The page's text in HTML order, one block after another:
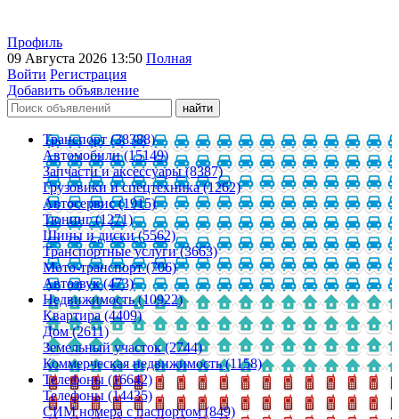
Профиль
09 Августа 2026 13:50 Полная
Войти Регистрация
Добавить объявление
Транспорт (38388)
Автомобили (15149)
Запчасти и аксессуары (8387)
Грузовики и спецтехника (1262)
Автосервис (1915)
Тюнинг (1271)
Шины и диски (5562)
Транспортные услуги (3663)
Мото-транспорт (706)
Автозвук (473)
Недвижимость (10922)
Квартира (4409)
Дом (2611)
Земельный участок (2744)
Коммерческая недвижимость (1158)
Телефоны (16642)
Телефоны (14435)
СИМ номера с паспортом (849)